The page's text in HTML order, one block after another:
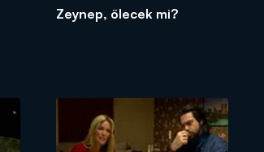
Zeynep, ölecek mi?